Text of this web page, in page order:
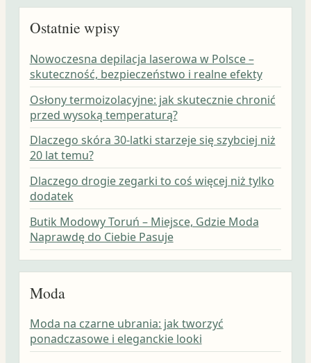
Ostatnie wpisy
Nowoczesna depilacja laserowa w Polsce –
skuteczność, bezpieczeństwo i realne efekty
Osłony termoizolacyjne: jak skutecznie chronić
przed wysoką temperaturą?
Dlaczego skóra 30-latki starzeje się szybciej niż
20 lat temu?
Dlaczego drogie zegarki to coś więcej niż tylko
dodatek
Butik Modowy Toruń – Miejsce, Gdzie Moda
Naprawdę do Ciebie Pasuje
Moda
Moda na czarne ubrania: jak tworzyć
ponadczasowe i eleganckie looki